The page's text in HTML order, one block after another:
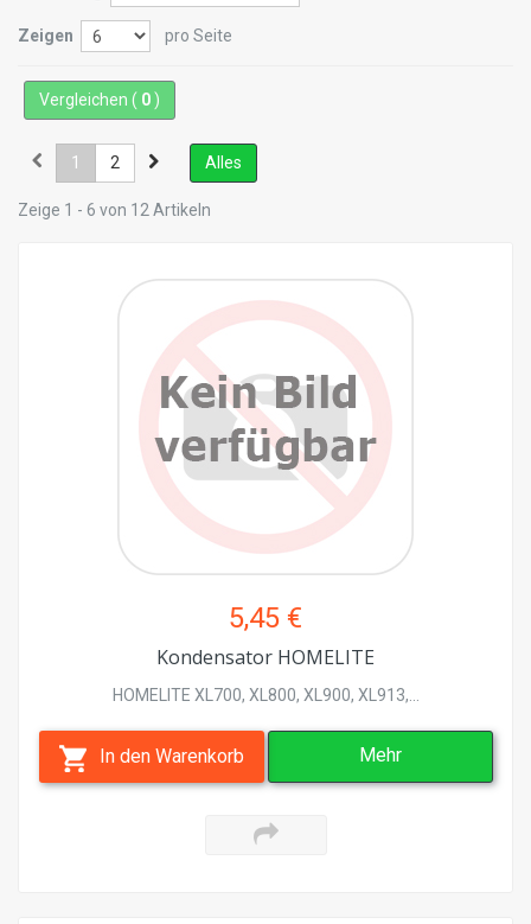
Zeigen pro Seite
Vergleichen ( 0 )
Alles
1 2
Zeige 1 - 6 von 12 Artikeln
5,45 €
Kondensator HOMELITE
HOMELITE XL700, XL800, XL900, XL913,...
In den Warenkorb Mehr